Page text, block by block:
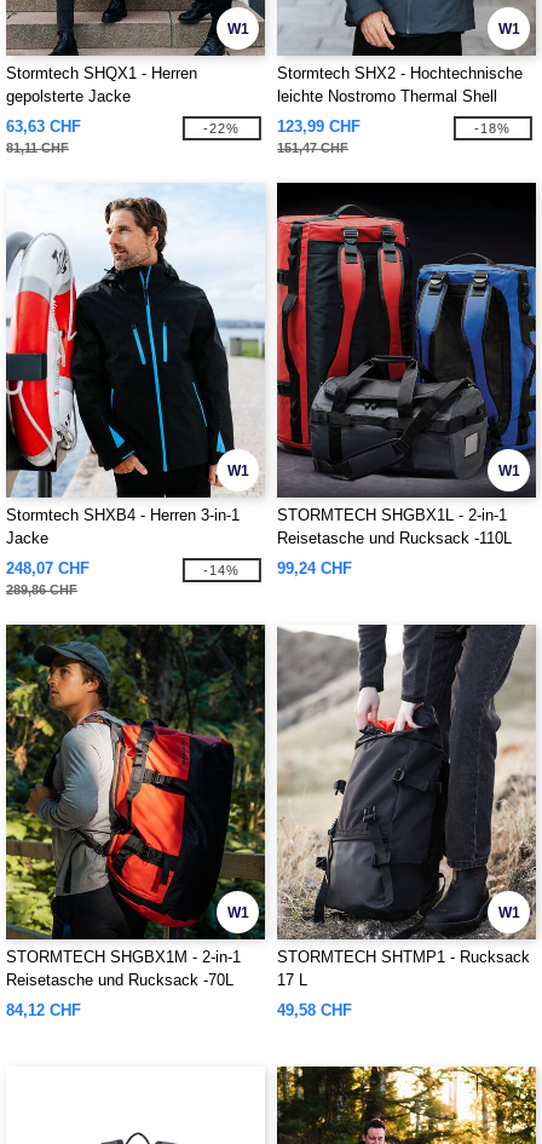
W1
Stormtech SHQX1 - Herren
gepolsterte Jacke
63,63 CHF
81,11 CHF
-22%
W1
Stormtech SHX2 - Hochtechnische
leichte Nostromo Thermal Shell
123,99 CHF
151,47 CHF
-18%
W1
Stormtech SHXB4 - Herren 3-in-1
Jacke
248,07 CHF
289,86 CHF
-14%
W1
STORMTECH SHGBX1L - 2-in-1
Reisetasche und Rucksack -110L
99,24 CHF
W1
STORMTECH SHGBX1M - 2-in-1
Reisetasche und Rucksack -70L
84,12 CHF
W1
STORMTECH SHTMP1 - Rucksack
17 L
49,58 CHF